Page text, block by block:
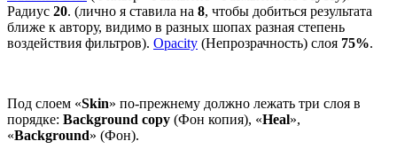
Радиус 20. (лично я ставила на 8, чтобы добиться результата
ближе к автору, видимо в разных шопах разная степень
воздействия фильтров). Opacity (Непрозрачность) слоя 75%.
Под слоем «Skin» по-прежнему должно лежать три слоя в
порядке: Background copy (Фон копия), «Heal»,
«Background» (Фон).